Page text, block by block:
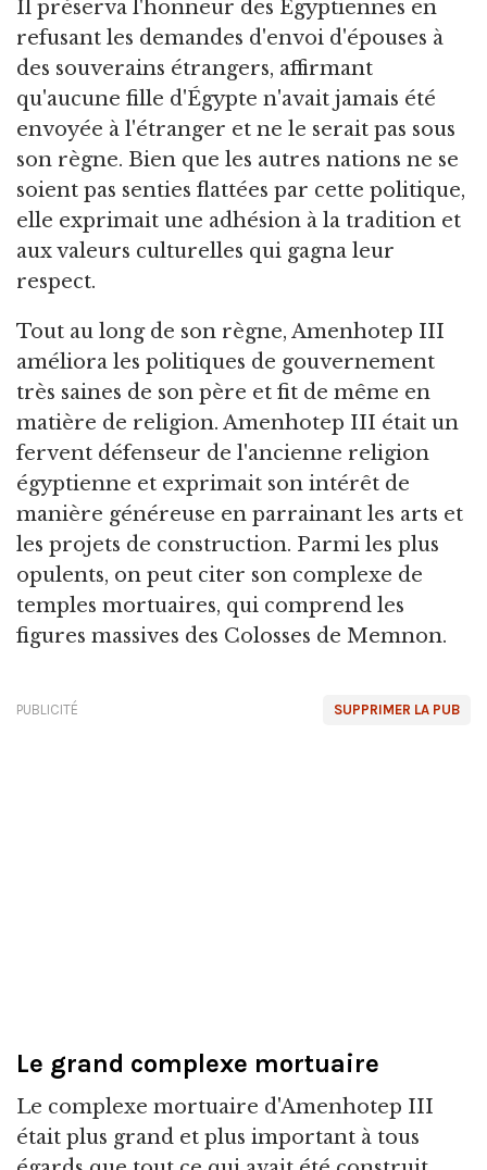
Il préserva l'honneur des Égyptiennes en
refusant les demandes d'envoi d'épouses à
des souverains étrangers, affirmant
qu'aucune fille d'Égypte n'avait jamais été
envoyée à l'étranger et ne le serait pas sous
son règne. Bien que les autres nations ne se
soient pas senties flattées par cette politique,
elle exprimait une adhésion à la tradition et
aux valeurs culturelles qui gagna leur
respect.
Tout au long de son règne, Amenhotep III
améliora les politiques de gouvernement
très saines de son père et fit de même en
matière de religion. Amenhotep III était un
fervent défenseur de l'ancienne religion
égyptienne et exprimait son intérêt de
manière généreuse en parrainant les arts et
les projets de construction. Parmi les plus
opulents, on peut citer son complexe de
temples mortuaires, qui comprend les
figures massives des Colosses de Memnon.
SUPPRIMER LA PUB
PUBLICITÉ
Le grand complexe mortuaire
Le complexe mortuaire d'Amenhotep III
était plus grand et plus important à tous